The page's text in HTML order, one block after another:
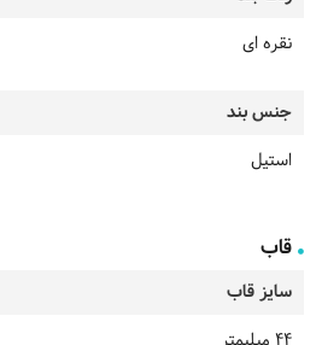
نقره ای
جنس بند
استیل
قاب
سایز قاب